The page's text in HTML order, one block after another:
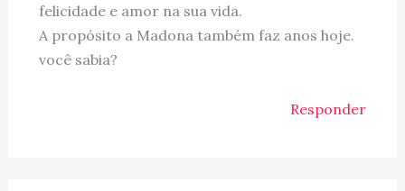
felicidade e amor na sua vida.
A propósito a Madona também faz anos hoje.
você sabia?
Responder